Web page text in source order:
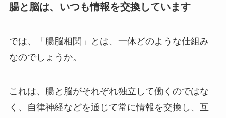
腸と脳は、いつも情報を交換しています
では、「腸脳相関」とは、一体どのような仕組み
なのでしょうか。
これは、腸と脳がそれぞれ独立して働くのではな
く、自律神経などを通じて常に情報を交換し、互